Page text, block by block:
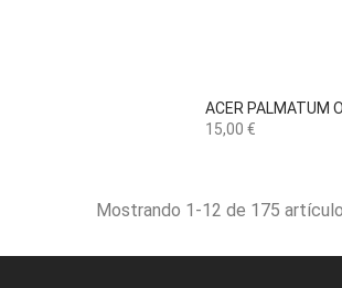
ACER PALMATUM
Precio
15,00 €

Mostrando 1-12 de 175